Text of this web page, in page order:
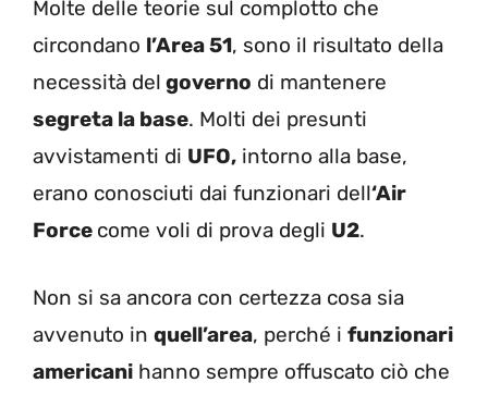
Molte delle teorie sul complotto che
circondano l’Area 51, sono il risultato della
necessità del governo di mantenere
segreta la base. Molti dei presunti
avvistamenti di UFO, intorno alla base,
erano conosciuti dai funzionari dell‘Air
Force come voli di prova degli U2.
Non si sa ancora con certezza cosa sia
avvenuto in quell’area, perché i funzionari
americani hanno sempre offuscato ciò che